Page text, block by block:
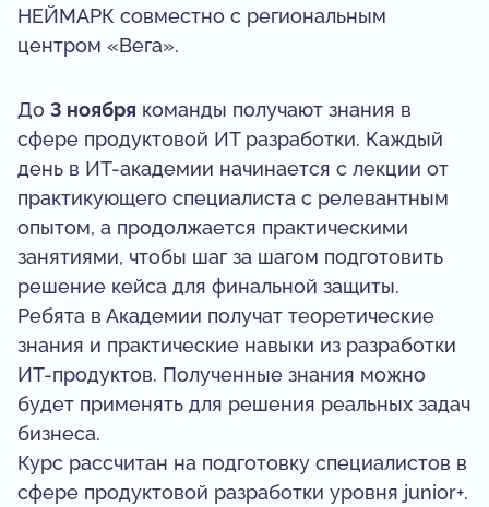
НЕЙМАРК совместно с региональным
центром «Вега».
До 3 ноября команды получают знания в
сфере продуктовой ИТ разработки. Каждый
день в ИТ-академии начинается с лекции от
практикующего специалиста с релевантным
опытом, а продолжается практическими
занятиями, чтобы шаг за шагом подготовить
решение кейса для финальной защиты.
Ребята в Академии получат теоретические
знания и практические навыки из разработки
ИТ-продуктов. Полученные знания можно
будет применять для решения реальных задач
бизнеса.
Курс рассчитан на подготовку специалистов в
сфере продуктовой разработки уровня junior+.